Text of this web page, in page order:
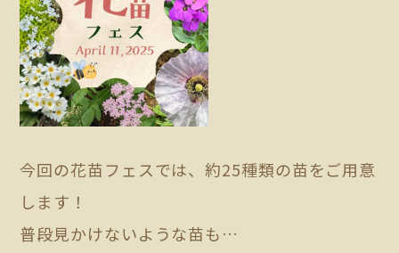
今回の花苗フェスでは、約25種類の苗をご用意
します！
普段見かけないような苗も…